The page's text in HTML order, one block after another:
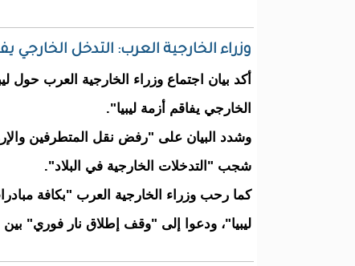
وزراء الخارجية العرب: التدخل الخارجي
أكد بيان اجتماع وزراء الخارجية العرب حول
الخارجي يفاقم أزمة ليبيا".
وشدد البيان على "رفض نقل المتطرفين
شجب "التدخلات الخارجية في البلاد".
كما رحب وزراء الخارجية العرب "بكافة
ليبيا"، ودعوا إلى "وقف إطلاق نار فوري" بين